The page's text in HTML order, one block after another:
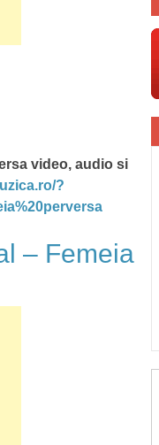
video, audio si
?
– Femeia